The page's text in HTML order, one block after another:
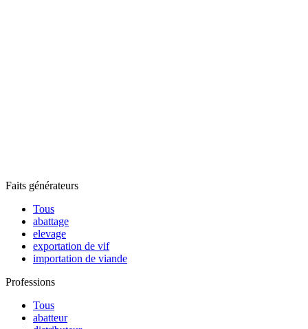
Faits générateurs
Tous
abattage
elevage
exportation de vif
importation de viande
Professions
Tous
abatteur